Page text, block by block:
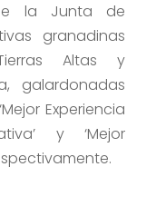
la Junta de
granadinas
Altas y
galardonadas
Experiencia
y ‘Mejor